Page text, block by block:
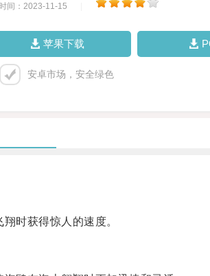
时间：2023-11-15
苹果下载
安卓市场，安全绿色
时获得惊人的速度。